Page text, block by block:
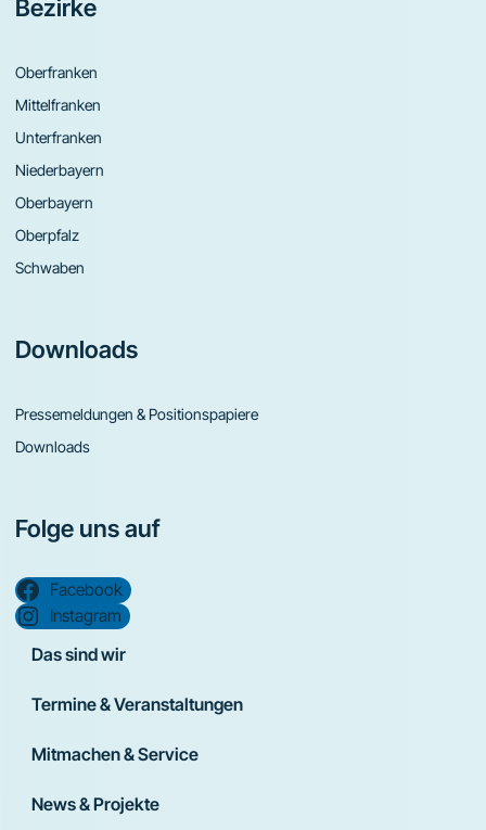
Bezirke
Oberfranken
Mittelfranken
Unterfranken
Niederbayern
Oberbayern
Oberpfalz
Schwaben
Downloads
Pressemeldungen & Positionspapiere
Downloads
Folge uns auf
Facebook
Instagram
Das sind wir
Termine & Veranstaltungen
Mitmachen & Service
News & Projekte